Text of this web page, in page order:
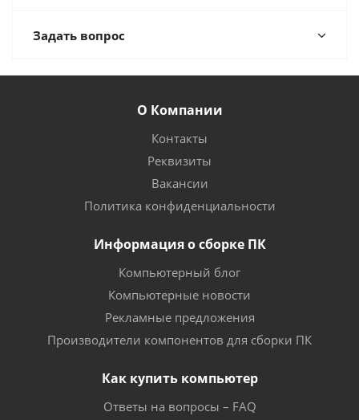
Задать вопрос
О Компании
Контакты
Реквизиты
Вакансии
Политика конфиденциальности
Информация о сборке ПК
Компьютерный блог
Компьютерные новости
Рекламные предложения
Производители компонентов для сборки ПК
Как купить компьютер
Ответы на вопросы – FAQ